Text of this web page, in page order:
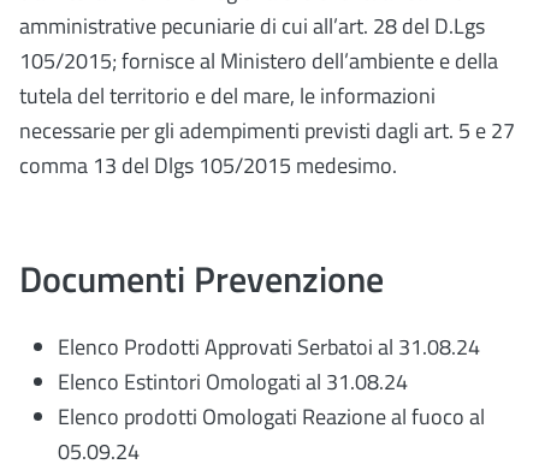
amministrative pecuniarie di cui all’art. 28 del D.Lgs
105/2015; fornisce al Ministero dell’ambiente e della
tutela del territorio e del mare, le informazioni
necessarie per gli adempimenti previsti dagli art. 5 e 27
comma 13 del Dlgs 105/2015 medesimo.
Documenti Prevenzione
Elenco Prodotti Approvati Serbatoi al 31.08.24
Elenco Estintori Omologati al 31.08.24
Elenco prodotti Omologati Reazione al fuoco al
05.09.24